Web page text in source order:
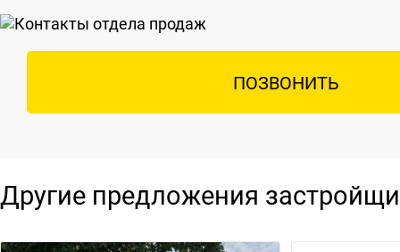
ПОЗВОНИТЬ
Другие предложения